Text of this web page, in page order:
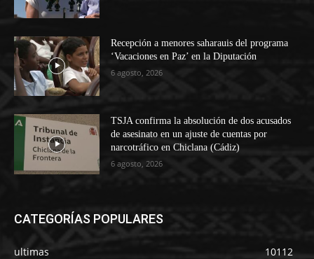
Recepción a menores saharauis del programa
‘Vacaciones en Paz’ en la Diputación
6 agosto, 2026
TSJA confirma la absolución de dos acusados
de asesinato en un ajuste de cuentas por
narcotráfico en Chiclana (Cádiz)
6 agosto, 2026
CATEGORÍAS POPULARES
ultimas
10112